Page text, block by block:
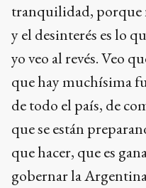
tranquilidad, porque
y el desinterés es lo
yo veo al revés. Veo
que hay muchísima
de todo el país, de
que se están
que hacer, que es
gobernar la